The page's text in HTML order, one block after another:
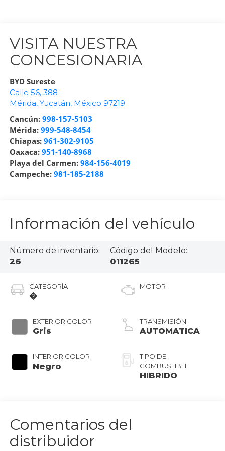
VISITA NUESTRA
CONCESIONARIA
BYD Sureste
Calle 56, 388
Mérida, Yucatán, México 97219
Cancún: 998-157-5103
Mérida: 999-548-8454
Chiapas: 961-302-9105
Oaxaca: 951-140-8968
Playa del Carmen: 984-156-4019
Campeche: 981-185-2188
Información del vehículo
Número de inventario:
26
Código del Modelo:
011265
CATEGORÍA
�
EXTERIOR COLOR
Gris
INTERIOR COLOR
Negro
MOTOR
TRANSMISIÓN
AUTOMATICA
TIPO DE
COMBUSTIBLE
HIBRIDO
Comentarios del
distribuidor